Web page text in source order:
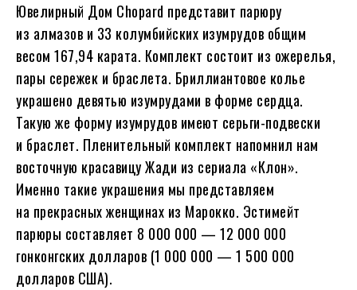
Ювелирный Дом Chopard представит парюру
из алмазов и 33 колумбийских изумрудов общим
весом 167,94 карата. Комплект состоит из ожерелья,
пары сережек и браслета. Бриллиантовое колье
украшено девятью изумрудами в форме сердца.
Такую же форму изумрудов имеют серьги-подвески
и браслет. Пленительный комплект напомнил нам
восточную красавицу Жади из сериала «Клон».
Именно такие украшения мы представляем
на прекрасных женщинах из Марокко. Эстимейт
парюры составляет 8 000 000 — 12 000 000
гонконгских долларов (1 000 000 — 1 500 000
долларов США).